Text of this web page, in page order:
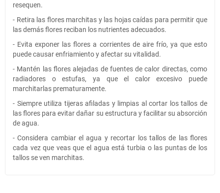
resequen.
- Retira las flores marchitas y las hojas caídas para permitir que
las demás flores reciban los nutrientes adecuados.
- Evita exponer las flores a corrientes de aire frío, ya que esto
puede causar enfriamiento y afectar su vitalidad.
- Mantén las flores alejadas de fuentes de calor directas, como
radiadores o estufas, ya que el calor excesivo puede
marchitarlas prematuramente.
- Siempre utiliza tijeras afiladas y limpias al cortar los tallos de
las flores para evitar dañar su estructura y facilitar su absorción
de agua.
- Considera cambiar el agua y recortar los tallos de las flores
cada vez que veas que el agua está turbia o las puntas de los
tallos se ven marchitas.